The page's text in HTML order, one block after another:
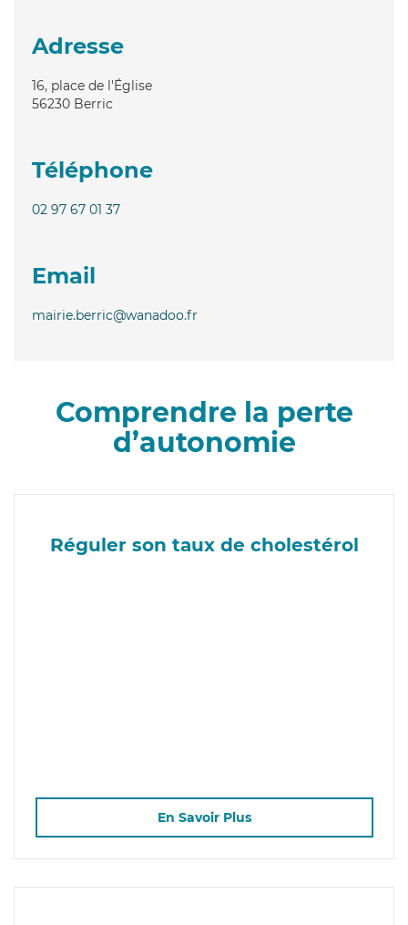
Adresse
16, place de l'Église
56230 Berric
Téléphone
02 97 67 01 37
Email
mairie.berric@wanadoo.fr
Comprendre la perte
d’autonomie
Réguler son taux de cholestérol
En Savoir Plus